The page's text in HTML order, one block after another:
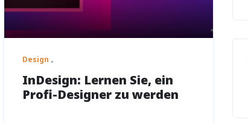
Design
InDesign: Lernen Sie, ein
Profi-Designer zu werden